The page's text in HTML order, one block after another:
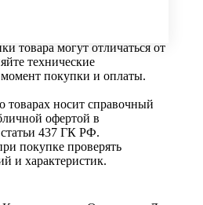
товара могут отличаться от
технические
момент покупки и оплаты.
товарах носит справочный
офертой в
437 ГК РФ.
покупке проверять
и характеристик.